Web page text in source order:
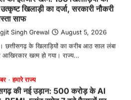
हमारे राज्य
की नई उड़ान: 500 करोड़ के AI
BEML प्लांट समेत 7 बड़े फैसलों पर
की मुहर
Singh Grewal August 5, 2026
नया बूस्ट, रोजगार और निवेश…